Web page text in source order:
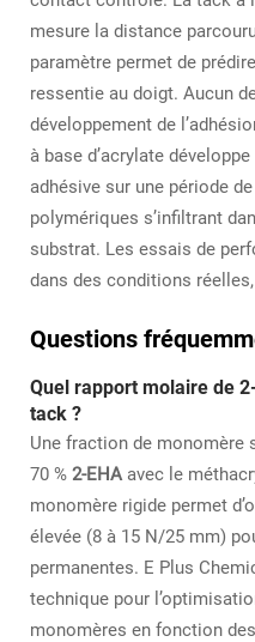
mesure la distance
paramètre permet de
ressentie au doigt. Aucun
développement de
à base d’acrylate
adhésive sur une période
polymériques s’infiltrant
substrat. Les essais de
dans des conditions
Questions
Quel rapport molaire de
tack ?
Une fraction de monomère
70 % 2-EHA avec le
monomère rigide permet
élevée (8 à 15 N/25 mm)
permanentes. E Plus
technique pour
monomères en fonction